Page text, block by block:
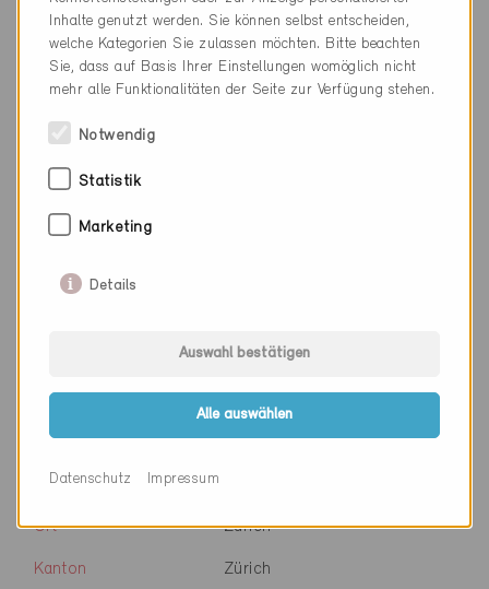
Kanton Zürich
Webseite www.holzerkobler.com
Firma
PLZ
Ort
Kanton
Rickenbacher Zimmerli
Architektur GmbH
PLZ
Ort Zürich
Kanton Zürich
Inhalte genutzt werden. Sie können selbst entscheiden,
welche Kategorien Sie zulassen möchten. Bitte beachten
Sie, dass auf Basis Ihrer Einstellungen womöglich nicht
mehr alle Funktionalitäten der Seite zur Verfügung stehen.
Notwendig
Statistik
Marketing
Details
Auswahl bestätigen
Alle auswählen
Datenschutz Impressum